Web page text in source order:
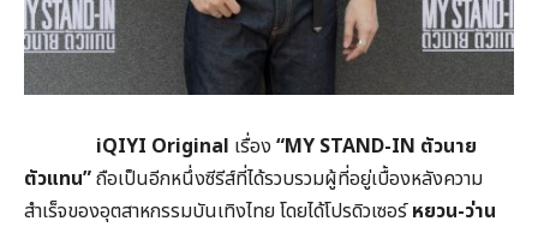
iQIYI Original เรื่อง “MY STAND-IN ตัวนาย
ตัวแทน”ถือเป็นอีกหนึ่งซีรีส์ที่ได้รวบรวมผู้ที่อยู่เบื้องหลังความ
สำเร็จของอุตสาหกรรมบันเทิงไทย โดยได้โปรดิวเซอร์หยวน-ว่าน